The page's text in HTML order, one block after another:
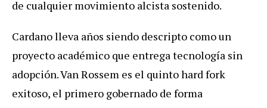
de cualquier movimiento alcista sostenido.
Cardano lleva años siendo descripto como un
proyecto académico que entrega tecnología sin
adopción. Van Rossem es el quinto hard fork
exitoso, el primero gobernado de forma